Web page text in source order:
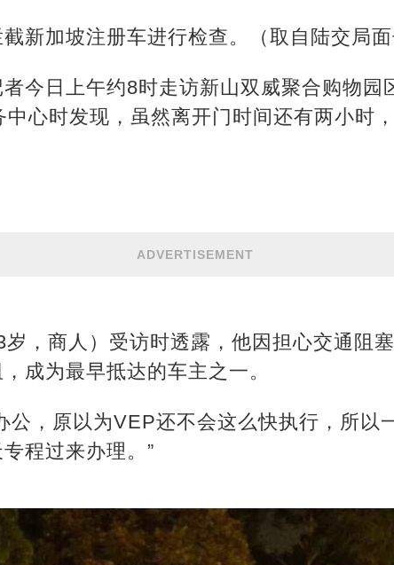
新加坡注册车进行检查。（取自陆交局
今日上午约8时走访新山双威聚合购物园
心时发现，虽然离开门时间还有两小时
ADVERTISEMENT
，商人）受访时透露，他因担心交通阻
成为最早抵达的车主之一。
公，原以为VEP还不会这么快执行，所以
程过来办理。”